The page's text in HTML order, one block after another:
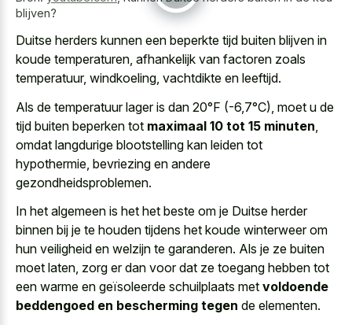
blijven?
Duitse herders kunnen een beperkte tijd buiten blijven in
koude temperaturen, afhankelijk van factoren zoals
temperatuur, windkoeling, vachtdikte en leeftijd.
Als de temperatuur lager is dan 20°F (-6,7°C), moet u de
tijd buiten beperken tot maximaal 10 tot 15 minuten
omdat langdurige blootstelling kan leiden tot
hypothermie, bevriezing en andere
gezondheidsproblemen.
In het algemeen is het het beste om je Duitse herder
binnen bij je te houden tijdens het koude winterweer om
hun veiligheid en welzijn te garanderen. Als je ze buiten
moet laten, zorg er dan voor dat ze toegang hebben tot
een warme en geïsoleerde schuilplaats met voldoende
beddengoed en bescherming tegen de elementen.